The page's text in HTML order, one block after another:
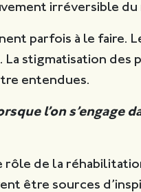
irréversible
parfois à le faire.
stigmatisation des
entendues.
l’on s’engage
de la
être sources